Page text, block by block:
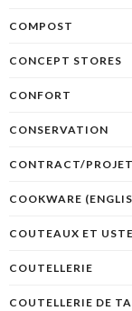
COMPOST
CONCEPT STORES
CONFORT
CONSERVATION
CONTRACT/PROJET
COOKWARE
COUTEAUX ET
COUTELLERIE
COUTELLERIE DE